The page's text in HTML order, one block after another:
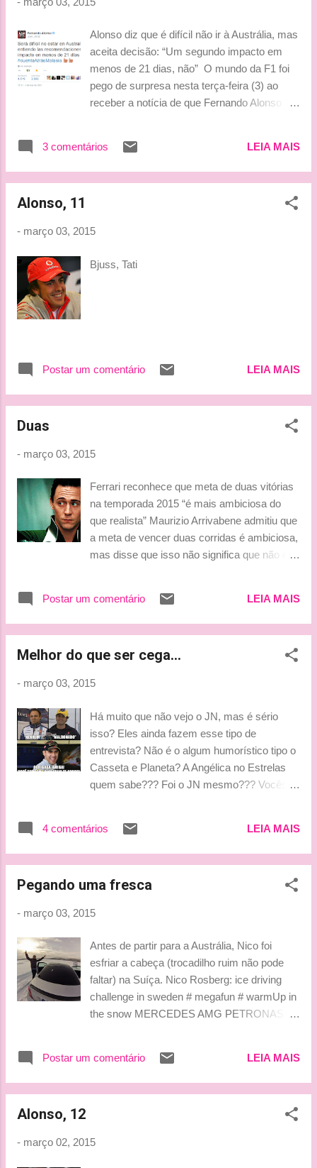
Alonso diz que é difícil não ir à Austrália, mas
aceita decisão: “Um segundo impacto em
menos de 21 dias, não” O mundo da F1 foi
pego de surpresa nesta terça-feira (3) ao
receber a notícia de que Fernando Alonso
o acidente sofrido no último dia da segunda
semana de treinos coletivos da F1. Depois
McLaren, o piloto usou as redes sociais para
pela notícia de seu afastamento, mas
recomendação médica: "Um segundo
substituído pelo dinamarquês Kevin
Magnussen, que fez na Austrália em 2014
sua melhor aparição na temporada,
3 comentários LEIA MAIS
Alonso, 11
- março 03, 2015
Bjuss, Tati
Postar um comentário LEIA MAIS
Duas
- março 03, 2015
Ferrari reconhece que meta de duas vitórias
na temporada 2015 “é mais ambiciosa do
que realista” Maurizio Arrivabene admitiu que
a meta de vencer duas corridas é ambiciosa,
mas disse que isso não significa que não é
a pré-temporada foram atingidos Com a
Mercedes indicando continuar bem à frente
chefe da Ferrari admite que a meta de
ambiciosa do que realista”. Mas não deixa de
italiana deu um bom passo à frente com a
SF15-T e o motor deste ano, e com isso
Maurizio Arrivabene concorda. O novo
comandante também está contente com a
preparação que foi feita ao longo dos testes,
traçados. “A meta é mais ambiciosa do que
“Não vou desejar...
Postar um comentário LEIA MAIS
Melhor do que ser cega...
- março 03, 2015
Há muito que não vejo o JN, mas é sério
isso? Eles ainda fazem esse tipo de
entrevista? Não é o algum humorístico tipo o
Casseta e Planeta? A Angélica no Estrelas
quem sabe??? Foi o JN mesmo??? Vocês
da Depressão. Quer coisa mais depressiva
que isso? Estou indo ali cortar os pulsos com
da Depressão Mas que derrapada feia,
http://g1.globo.com/ jornal-nacional/edicoes/
4 comentários LEIA MAIS
Pegando uma fresca
- março 03, 2015
Antes de partir para a Austrália, Nico foi
esfriar a cabeça (trocadilho ruim não pode
faltar) na Suíça. Nico Rosberg: ice driving
challenge in sweden ‪#‎ megafun‬ ‪#‎ warmUp‬ in
the snow MERCEDES AMG PETRONAS
Não que Nico não rale o tcham também,
mas que ele se diverte bem mais, ele se
Postar um comentário LEIA MAIS
Alonso, 12
- março 02, 2015